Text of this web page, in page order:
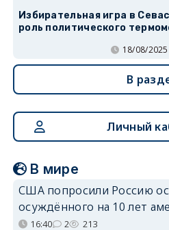
Избирательная игра в
роль политического
18/08/
В
Личный
В мире
США попросили Россию
осуждённого на 10 лет
16:40 2 213